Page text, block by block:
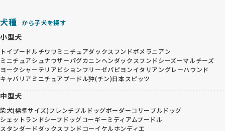
犬種 から子犬を探す
小型犬
トイプードルチワワミニチュアダックスフンドポメラニアン
ミニチュアシュナウザーパグカニンヘンダックスフンドシーズーマルチーズ
ヨークシャーテリアビションフリーゼパピヨンイタリアングレーハウンド
キャバリア ミニチュアプードル狆(チン)日本スピッツ
中型犬
柴犬(標準サイズ)フレンチブルドッグボーダーコリーブルドッグ
シェットランドシープドッグコーギーミディアムプードル
スタンダードダックスフンドコーイケルホンディエ